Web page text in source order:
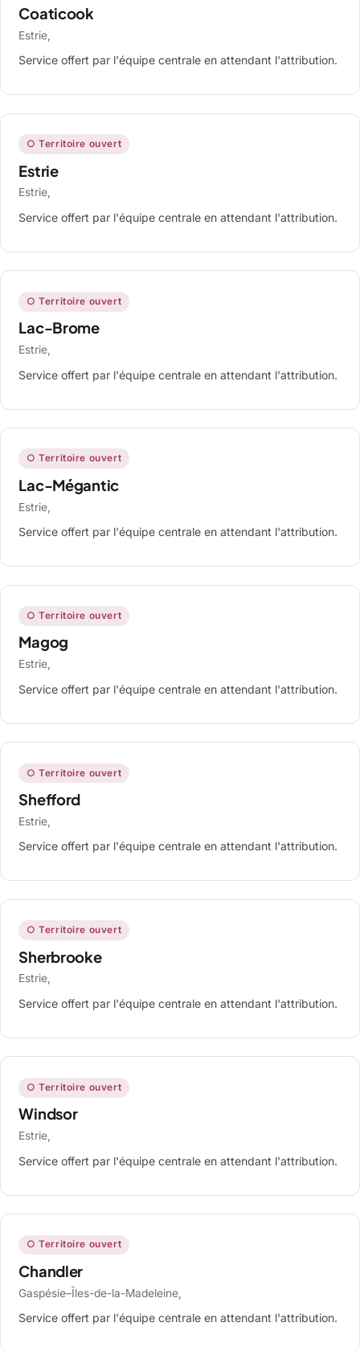
Coaticook
Estrie,
Service offert par l'équipe centrale en attendant l'attribution.
○ Territoire ouvert
Estrie
Estrie,
Service offert par l'équipe centrale en attendant l'attribution.
○ Territoire ouvert
Lac-Brome
Estrie,
Service offert par l'équipe centrale en attendant l'attribution.
○ Territoire ouvert
Lac-Mégantic
Estrie,
Service offert par l'équipe centrale en attendant l'attribution.
○ Territoire ouvert
Magog
Estrie,
Service offert par l'équipe centrale en attendant l'attribution.
○ Territoire ouvert
Shefford
Estrie,
Service offert par l'équipe centrale en attendant l'attribution.
○ Territoire ouvert
Sherbrooke
Estrie,
Service offert par l'équipe centrale en attendant l'attribution.
○ Territoire ouvert
Windsor
Estrie,
Service offert par l'équipe centrale en attendant l'attribution.
○ Territoire ouvert
Chandler
Gaspésie–Îles-de-la-Madeleine,
Service offert par l'équipe centrale en attendant l'attribution.